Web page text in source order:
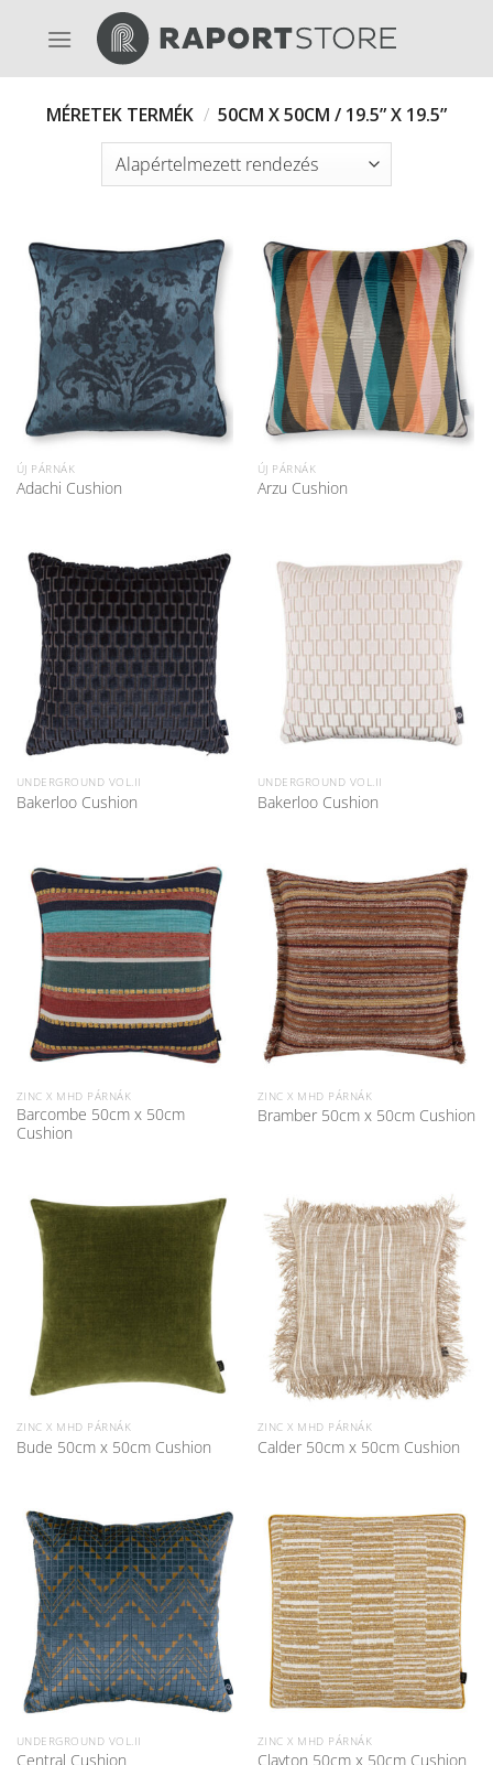
MÉRETEK TERMÉK / 50CM X 50CM / 19.5” X 19.5”
ÚJ PÁRNÁK
Adachi Cushion
ÚJ PÁRNÁK
Arzu Cushion
UNDERGROUND VOL.II
Bakerloo Cushion
UNDERGROUND VOL.II
Bakerloo Cushion
ZINC X MHD PÁRNÁK
Barcombe 50cm x 50cm
Cushion
ZINC X MHD PÁRNÁK
Bramber 50cm x 50cm Cushion
ZINC X MHD PÁRNÁK
Bude 50cm x 50cm Cushion
ZINC X MHD PÁRNÁK
Calder 50cm x 50cm Cushion
UNDERGROUND VOL.II
Central Cushion
ZINC X MHD PÁRNÁK
Clayton 50cm x 50cm Cushion